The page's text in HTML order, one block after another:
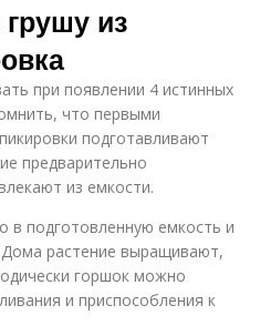
из
при появлении 4 истинных
что первыми
подготавливают
предварительно
из емкости.
в подготовленную емкость и
растение выращивают,
горшок можно
и приспособления к